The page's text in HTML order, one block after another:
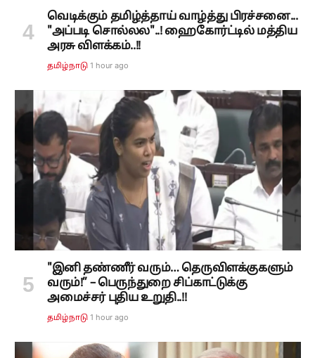
வெடிக்கும் தமிழ்த்தாய் வாழ்த்து பிரச்சனை...
"அப்படி சொல்லல"..! ஹைகோர்ட்டில் மத்திய
அரசு விளக்கம்..!!
தமிழ்நாடு 1 hour ago
"இனி தண்ணீர் வரும்… தெருவிளக்குகளும்
வரும்!” – பெருந்துறை சிப்காட்டுக்கு
அமைச்சர் புதிய உறுதி..!!
தமிழ்நாடு 1 hour ago